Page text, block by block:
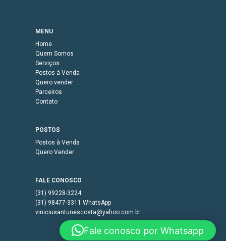
MENU
Home
Quem Somos
Serviços
Postos à Venda
Quero vender
Parceiros
Contato
POSTOS
Postos à Venda
Quero Vender
FALE CONOSCO
(31) 99228-3224
(31) 98477-3311 WhatsApp
viniciusantunescosta@yahoo.com.br
Fale conosco por Whatsapp